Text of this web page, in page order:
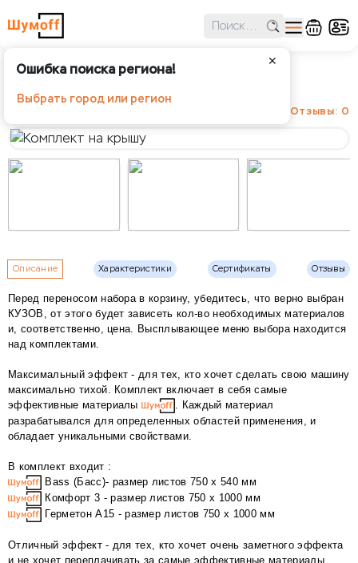
✕
Ошибка поиска региона!
Выбрать город или регион
Отзывы: 0
Описание Характеристики Сертификаты Отзывы
Перед переносом набора в корзину, убедитесь, что верно выбран
КУЗОВ, от этого будет зависеть кол-во необходимых материалов
и, соответственно, цена. Высплывающее меню выбора находится
над комплектами.
Максимальный эффект - для тех, кто хочет сделать свою машину
максимально тихой. Комплект включает в себя самые
эффективные материалы
. Каждый материал
разрабатывался для определенных областей применения, и
обладает уникальными свойствами.
В комплект входит :
Bass (Басс)- размер листов 750 x 540 мм
Комфорт 3 - размер листов 750 х 1000 мм
Герметон А15 - размер листов 750 х 1000 мм
Отличный эффект - для тех, кто хочет очень заметного эффекта
и не хочет переплачивать за самые эффективные материалы.